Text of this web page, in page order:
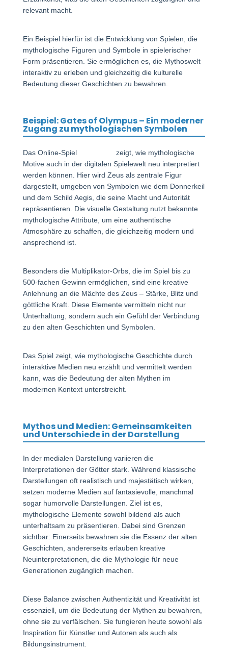
relevant macht.
Ein Beispiel hierfür ist die Entwicklung von Spielen, die
mythologische Figuren und Symbole in spielerischer
Form präsentieren. Sie ermöglichen es, die Mythoswelt
interaktiv zu erleben und gleichzeitig die kulturelle
Bedeutung dieser Geschichten zu bewahren.
Beispiel: Gates of Olympus – Ein moderner
Zugang zu mythologischen Symbolen
Das Online-Spiel
zeigt, wie mythologische
Motive auch in der digitalen Spielewelt neu interpretiert
werden können. Hier wird Zeus als zentrale Figur
dargestellt, umgeben von Symbolen wie dem Donnerkeil
und dem Schild Aegis, die seine Macht und Autorität
repräsentieren. Die visuelle Gestaltung nutzt bekannte
mythologische Attribute, um eine authentische
Atmosphäre zu schaffen, die gleichzeitig modern und
ansprechend ist.
Besonders die Multiplikator-Orbs, die im Spiel bis zu
500-fachen Gewinn ermöglichen, sind eine kreative
Anlehnung an die Mächte des Zeus – Stärke, Blitz und
göttliche Kraft. Diese Elemente vermitteln nicht nur
Unterhaltung, sondern auch ein Gefühl der Verbindung
zu den alten Geschichten und Symbolen.
Das Spiel zeigt, wie mythologische Geschichte durch
interaktive Medien neu erzählt und vermittelt werden
kann, was die Bedeutung der alten Mythen im
modernen Kontext unterstreicht.
Mythos und Medien: Gemeinsamkeiten
und Unterschiede in der Darstellung
In der medialen Darstellung variieren die
Interpretationen der Götter stark. Während klassische
Darstellungen oft realistisch und majestätisch wirken,
setzen moderne Medien auf fantasievolle, manchmal
sogar humorvolle Darstellungen. Ziel ist es,
mythologische Elemente sowohl bildend als auch
unterhaltsam zu präsentieren. Dabei sind Grenzen
sichtbar: Einerseits bewahren sie die Essenz der alten
Geschichten, andererseits erlauben kreative
Neuinterpretationen, die die Mythologie für neue
Generationen zugänglich machen.
Diese Balance zwischen Authentizität und Kreativität ist
essenziell, um die Bedeutung der Mythen zu bewahren,
ohne sie zu verfälschen. Sie fungieren heute sowohl als
Inspiration für Künstler und Autoren als auch als
Bildungsinstrument.